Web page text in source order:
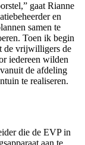
gaat Rianne
en
samen te
Toen ik begin
de vrijwilligers de
iedereen wilden
de afdeling
te realiseren.
die de EVP in
aan te